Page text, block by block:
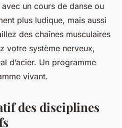
un cours de danse ou
plus ludique, mais aussi
des chaînes musculaires
votre système nerveux,
d’acier. Un programme
vivant.
des disciplines